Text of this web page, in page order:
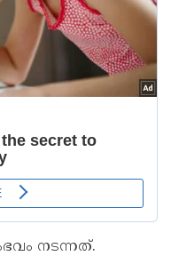
നടന്നത്.